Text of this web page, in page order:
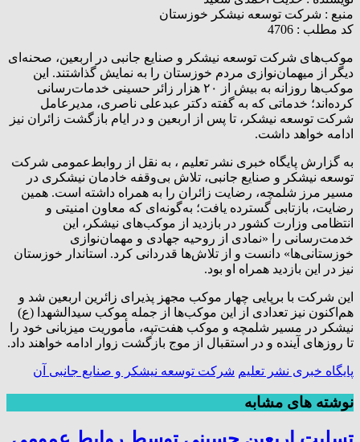
منبع : شرکت توسعه نیشکر خوزستان
کد مطلب : 4706
موکب‌های شرکت توسعه نیشکر و صنایع جانبی در اربعین، صحنه‌ای
دیگر از میهمان‌نوازی مردم خوزستان را به نمایش گذاشتند. این
موکب‌ها روزانه به بیش از ۲۰ هزار زائر حسینی خدمات‌رسانی
کرده‌اند؛ خدماتی که به گفته دکتر عبدعلی ناصری، مدیرعامل
شرکت توسعه نیشکر، تا پس از اربعین و در ایام بازگشت زائران نیز
ادامه خواهد داشت.
به گزارش پایگاه خبری نشر تعلیم ، به نقل از روابط‌عمومی شرکت
توسعه نیشکر و صنایع جانبی، تلاش بی‌وقفه خادمان نیشکری در
مسیر مرز شلمچه، رضایت زائران را به همراه داشته است. همین
رضایت، بازتابی گسترده یافت؛ به‌گونه‌ای که معاون امنیتی و
انتظامی وزارت کشور در بازدید از موکب‌های نیشکر، این
خدمت‌رسانی را «نمادی از روحیه جهادی و مهمان‌نوازی
خوزستانی‌ها» دانست و از تلاش‌ها قدردانی کرد. استاندار خوزستان
نیز در این بازدید همراه او بود.
این شرکت با برپایی چهار موکب مجهز پذیرای زائرین اربعین شد و
هم‌اکنون نیز تعدادی از این موکب‌ها از جمله موکب سیدالشهدا (ع)
نیشکر در مسیر شلمچه و موکب هفت‌تپه، مأموریت میزبانی خود را
تا روزهای آینده و در استقبال از موج بازگشت زوار ادامه خواهند داد.
پایگاه خبری نشر تعلیم شرکت توسعه نیشکر و صنایع جانبی آن
نوشته های مشابه